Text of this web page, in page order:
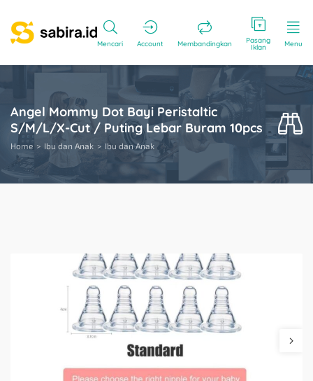
Mencari Account Membandingkan Pasang
Iklan Menu
Angel Mommy Dot Bayi Peristaltic
S/M/L/X-Cut / Puting Lebar Buram 10pcs
Home Ibu dan Anak Ibu dan Anak